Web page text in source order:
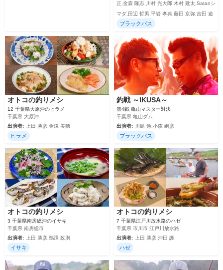
正,金森 隆志,川村 光大郎,木村 建太,Satanシ
マダ,田辺 哲男,平岩 孝典,藤田 京弥,吉田 遊
ブラックバス
オトコの釣りメシ
12 千葉県大原沖のヒラメ
千葉県 大原沖
出演者:
上田 勝彦,金澤 美穂
ヒラメ
釣戦 ～IKUSA～
第4戦 亀山マスター対決
千葉県 亀山ダム
出演者:
川島 勉,小森 嗣彦
ブラックバス
オトコの釣りメシ
3 千葉県南房総沖のイサキ
千葉県 南房総市
出演者: 上田 勝彦,鵜澤 政則
イサキ
オトコの釣りメシ
7 千葉県江戸川放水路のハゼ
千葉県 市川市 江戸川放水路
出演者: 上田 勝彦,沖田 護
ハゼ